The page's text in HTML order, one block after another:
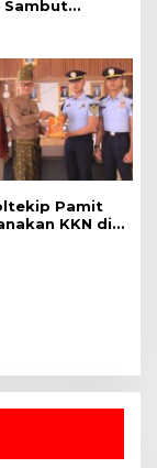
Sambut
Yonif TP
Cakti
Pamit
KKN di